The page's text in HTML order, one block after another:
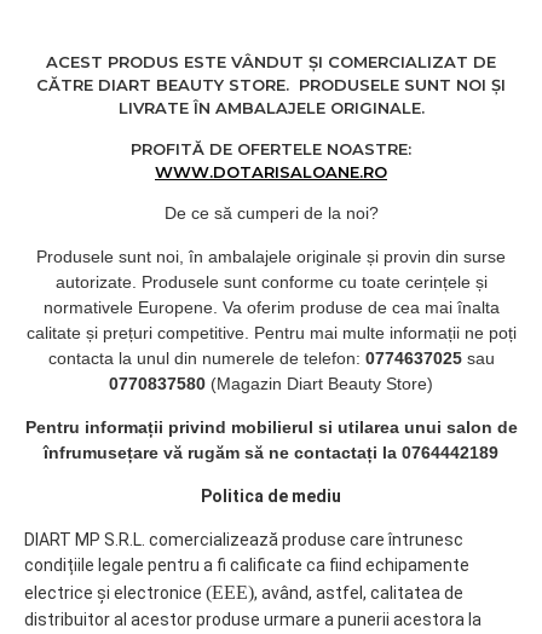
ACEST PRODUS ESTE VÂNDUT ȘI COMERCIALIZAT DE
CĂTRE DIART BEAUTY STORE. PRODUSELE SUNT NOI ȘI
LIVRATE ÎN AMBALAJELE ORIGINALE.
PROFITĂ DE OFERTELE NOASTRE:
WWW.DOTARISALOANE.RO
De ce să cumperi de la noi?
Produsele sunt noi, în ambalajele originale și provin din surse
autorizate. Produsele sunt conforme cu toate cerințele și
normativele Europene. Va oferim produse de cea mai înalta
calitate și prețuri competitive. Pentru mai multe informații ne poți
contacta la unul din numerele de telefon: 0774637025 sau
0770837580 (Magazin Diart Beauty Store)
Pentru informații privind mobilierul si utilarea unui salon de
înfrumusețare vă rugăm să ne contactați la 0764442189
Politica de mediu
DIART MP S.R.L. comercializează produse care întrunesc
condițiile legale pentru a fi calificate ca fiind echipamente
electrice și electronice (EEE), având, astfel, calitatea de
distribuitor al acestor produse urmare a punerii acestora la